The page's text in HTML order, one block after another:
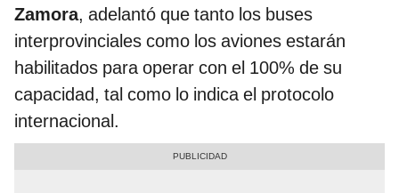
Zamora, adelantó que tanto los buses
interprovinciales como los aviones estarán
habilitados para operar con el 100% de su
capacidad, tal como lo indica el protocolo
internacional.